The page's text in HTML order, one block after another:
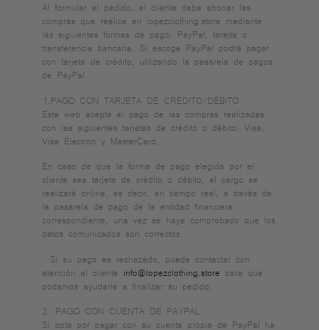
Al formular el pedido, el cliente debe abonar las
compras que realice en lopezclothing.store mediante
las siguientes formas de pago: PayPal, tarejta o
transferencia bancaria. Si escoge PayPal podrá pagar
con tarjeta de crédito, utilizando la pasarela de pagos
de PayPal.
1.PAGO CON TARJETA DE CRÉDITO/DÉBITO
Esta web acepta el pago de las compras realizadas
con las siguientes tarjetas de crédito o débito: Visa,
Visa Electron y MasterCard.
En caso de que la forma de pago elegida por el
cliente sea tarjeta de crédito o débito, el cargo se
realizará online, es decir, en tiempo real, a través de
la pasarela de pago de la entidad financiera
correspondiente, una vez se haya comprobado que los
datos comunicados son correctos.
. Si su pago es rechazado, puede contactar con
atención al cliente info@lopezclothing.store para que
podamos ayudarle a finalizar su pedido.
2. PAGO CON CUENTA DE PAYPAL
Si opta por pagar con su cuenta propia de PayPal ha